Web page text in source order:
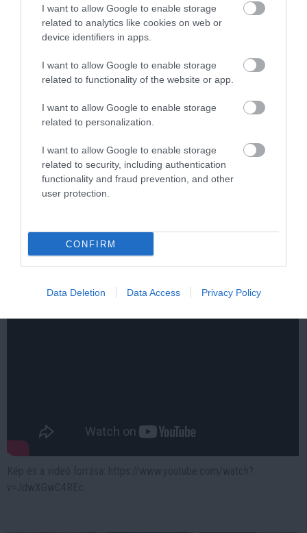
I want to allow Google to enable storage
related to analytics like cookies on web or
device identifiers in apps.
I want to allow Google to enable storage
related to functionality of the website or app.
I want to allow Google to enable storage
related to personalization.
I want to allow Google to enable storage
related to security, including authentication
functionality and fraud prevention, and other
user protection.
CONFIRM
Data Deletion Data Access Privacy Policy
5 h 55 min
5 Hidden Signs You Have Worms Inside Your